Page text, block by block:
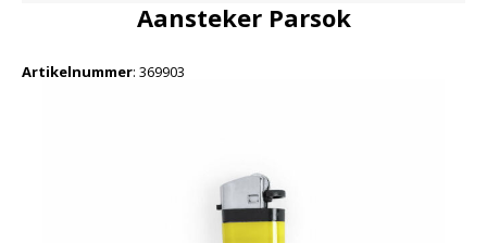
Aansteker Parsok
Artikelnummer: 369903